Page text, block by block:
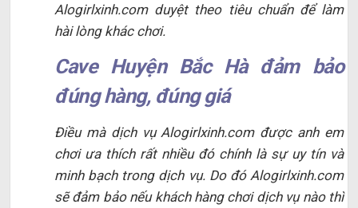
Alogirlxinh.com duyệt theo tiêu chuẩn để làm
hài lòng khác chơi.
Cave Huyện Bắc Hà đảm bảo
đúng hàng, đúng giá
Điều mà dịch vụ Alogirlxinh.com được anh em
chơi ưa thích rất nhiều đó chính là sự uy tín và
minh bạch trong dịch vụ. Do đó Alogirlxinh.com
sẽ đảm bảo nếu khách hàng chơi dịch vụ nào thì